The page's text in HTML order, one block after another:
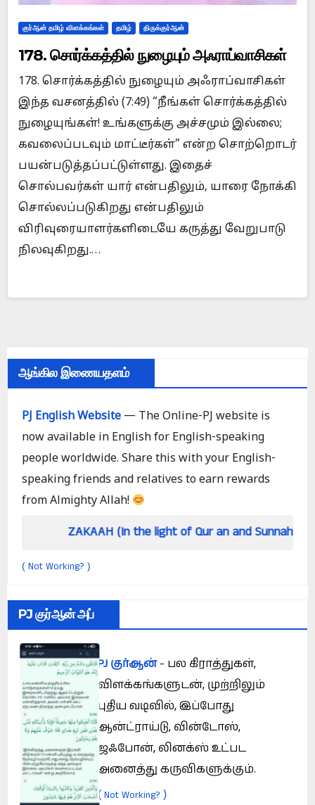
குர்ஆன் தமிழ் விளக்கங்கள் தமிழ் திருக்குர்ஆன்
178. சொர்க்கத்தில் நுழையும் அஃராப்வாசிகள்
178. சொர்க்கத்தில் நுழையும் அஃராப்வாசிகள்
இந்த வசனத்தில் (7:49) “நீங்கள் சொர்க்கத்தில்
நுழையுங்கள்! உங்களுக்கு அச்சமும் இல்லை;
கவலைப்படவும் மாட்டீர்கள்” என்ற சொற்றொடர்
பயன்படுத்தப்பட்டுள்ளது. இதைச்
சொல்பவர்கள் யார் என்பதிலும், யாரை நோக்கி
சொல்லப்படுகிறது என்பதிலும்
விரிவுரையாளர்களிடையே கருத்து வேறுபாடு
நிலவுகிறது.…
ஆங்கில இணையதளம்
PJ English Website — The Online-PJ website is
now available in English for English-speaking
people worldwide. Share this with your English-
speaking friends and relatives to earn rewards
from Almighty Allah!
ZAKAAH (In the light of Qur an and Sunnah)
( Not Working? )
PJ குர்ஆன் அப்
PJ குர்ஆன்- பல கிராத்துகள்,
விளக்கங்களுடன், முற்றிலும்
புதிய வடிவில், இப்போது
ஆன்ட்ராய்டு, வின்டோஸ்,
ஜஃபோன், லினக்ஸ் உட்பட
அனைத்து கருவிகளுக்கும்.
(Not Working? )